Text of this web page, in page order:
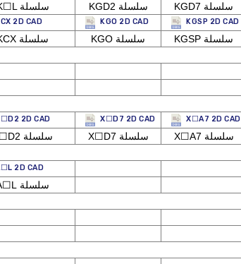
K☐L سلسلة KGD2 سلسلة KGD7 سلسلة
2D CAD KGO 2D CAD KGSP 2D CAD
KCX سلسلة KGO سلسلة
KGSP سلسلة
2D CAD X☐D7 2D CAD X☐A7 2D CAD
X☐D2 سلسلة X☐D7 سلسلة X☐A7 سلسلة
2D CAD
A☐L سلسلة